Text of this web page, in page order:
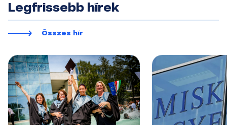
Legfrissebb hírek
Összes hír